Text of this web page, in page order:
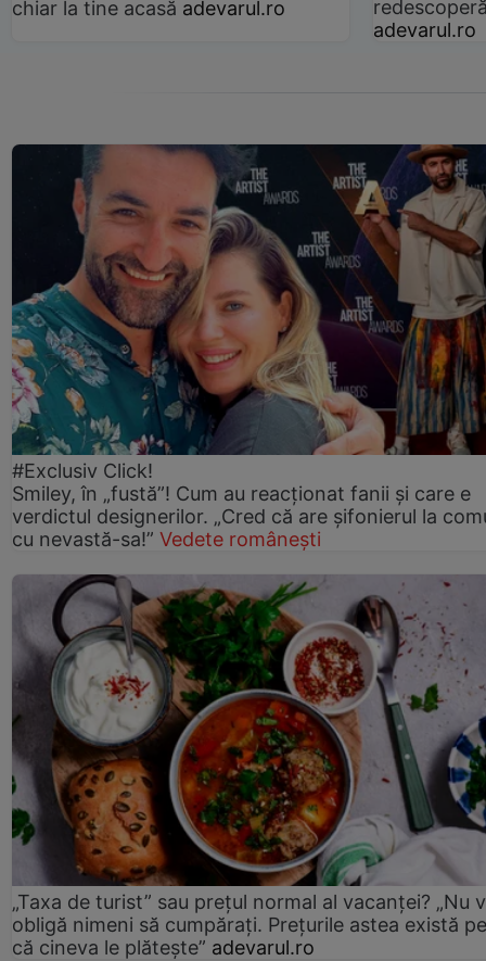
chiar la tine acasă adevarul.ro
adevarul.ro
#Exclusiv Click!
Smiley, în „fustă”! Cum au reacționat fanii și care e
verdictul designerilor. „Cred că are șifonierul la
cu nevastă-sa!” Vedete românești
„Taxa de turist” sau prețul normal al vacanței? „Nu
obligă nimeni să cumpărați. Prețurile astea există
că cineva le plătește” adevarul.ro